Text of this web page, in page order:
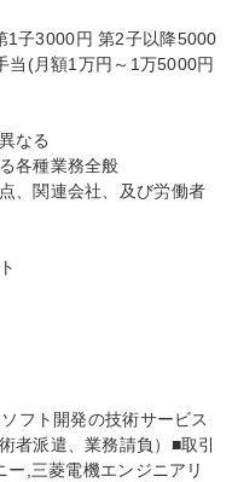
1子3000円 第2子以降5000
(月額1万円～1万5000円
なる
各種業務全般
、関連会社、及び労働者
フト開発の技術サービス
者派遣、業務請負）■取引
,三菱電機エンジニアリ